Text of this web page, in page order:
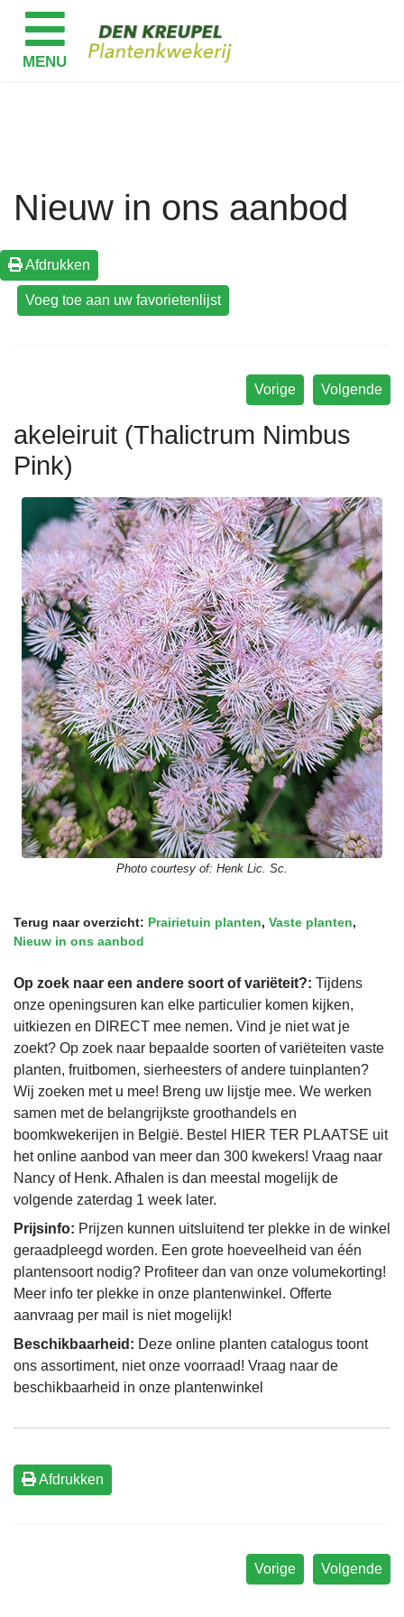
Nieuw in ons aanbod
Afdrukken
Volgende
Vorige
akeleiruit (Thalictrum Nimbus
Pink)
Photo courtesy of: Henk Lic. Sc.
Terug naar overzicht: Prairietuin planten, Vaste planten,
Nieuw in ons aanbod
Op zoek naar een andere soort of variëteit?: Tijdens
onze openingsuren kan elke particulier komen kijken,
uitkiezen en DIRECT mee nemen. Vind je niet wat je
zoekt? Op zoek naar bepaalde soorten of variëteiten vaste
planten, fruitbomen, sierheesters of andere tuinplanten?
Wij zoeken met u mee! Breng uw lijstje mee. We werken
samen met de belangrijkste groothandels en
boomkwekerijen in België. Bestel HIER TER PLAATSE uit
het online aanbod van meer dan 300 kwekers! Vraag naar
Nancy of Henk. Afhalen is dan meestal mogelijk de
volgende zaterdag 1 week later.
Prijsinfo: Prijzen kunnen uitsluitend ter plekke in de winkel
geraadpleegd worden. Een grote hoeveelheid van één
plantensoort nodig? Profiteer dan van onze volumekorting!
Meer info ter plekke in onze plantenwinkel. Offerte
aanvraag per mail is niet mogelijk!
Beschikbaarheid: Deze online planten catalogus toont
ons assortiment, niet onze voorraad! Vraag naar de
beschikbaarheid in onze plantenwinkel
Afdrukken
Volgende
Vorige